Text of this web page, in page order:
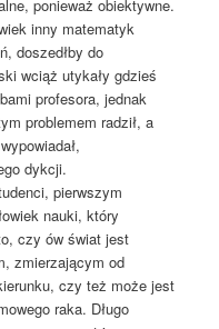
ponieważ obiektywne.
inny matematyk
doszedłby do
wciąż utykały gdzieś
profesora, jednak
problemem radził, a
dykcji.
pierwszym
nauki, który
czy ów świat jest
zmierzającym od
czy też może jest
raka. Długo